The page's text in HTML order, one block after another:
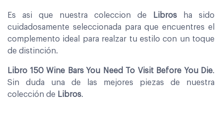
Es asi que nuestra coleccion de Libros ha sido
cuidadosamente seleccionada para que encuentres el
complemento ideal para realzar tu estilo con un toque
de distinción.
Libro 150 Wine Bars You Need To Visit Before You Die.
Sin duda una de las mejores piezas de nuestra
colección de Libros.